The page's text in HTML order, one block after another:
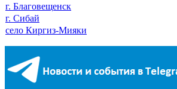
г. Благовещенск
г. Сибай
село Киргиз-Мияки